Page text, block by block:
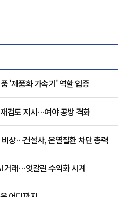
'제품화 가속기' 역할 입증
검토 지시…여야 공방 격화
상…건설사, 온열질환 차단 총력
거래…엇갈린 수익화 시계